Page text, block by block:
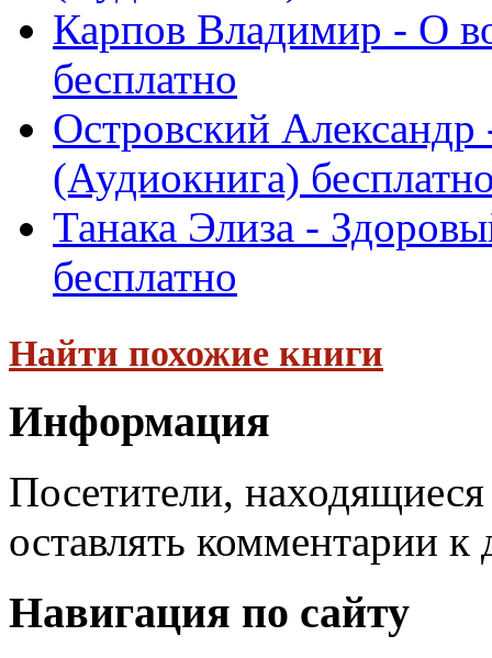
Карпов Владимир - О
бесплатно
Островский Александр
(Аудиокнига)
Танака Элиза -
бесплатно
Найти похожие книги
Информация
Посетители,
оставлять комментарии к
Навигация по сайту